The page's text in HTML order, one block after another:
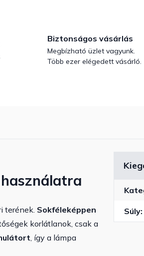
Biztonságos vásárlás
Megbízható üzlet vagyunk.
Több ezer elégedett vásárló.
terének. Sokféleképpen
korlátlanok, csak a
, így a lámpa
Súly: